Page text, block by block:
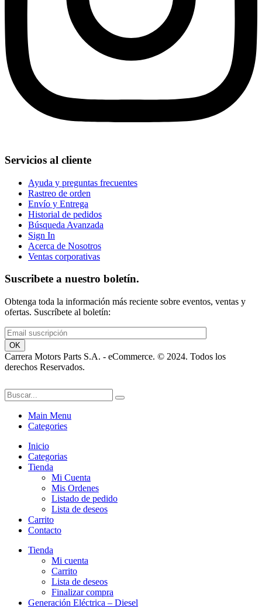
Servicios al cliente
Ayuda y preguntas frecuentes
Rastreo de orden
Envío y Entrega
Historial de pedidos
Búsqueda Avanzada
Sign In
Acerca de Nosotros
Ventas corporativas
Suscribete a nuestro boletín.
Obtenga toda la información más reciente sobre eventos, ventas y
ofertas. Suscríbete al boletín:
Carrera Motors Parts S.A. - eCommerce. © 2024. Todos los
derechos Reservados.
Main Menu
Categories
Inicio
Categorias
Tienda
Mi Cuenta
Mis Ordenes
Listado de pedido
Lista de deseos
Carrito
Contacto
Tienda
Mi cuenta
Carrito
Lista de deseos
Finalizar compra
Generación Eléctrica – Diesel